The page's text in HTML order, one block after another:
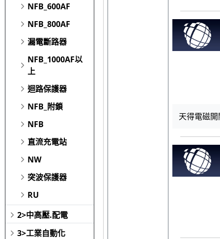
NFB_600AF
NFB_800AF
漏電斷路器
NFB_1000AF以
上
迴路保護器
NFB_附鎖
NFB
直流充電站
NW
突波保護器
RU
2>中高壓.配電
3>工業自動化
天得電磁